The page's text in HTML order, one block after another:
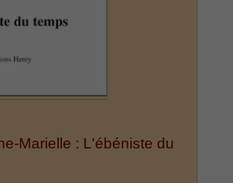
Marielle : L'ébéniste du